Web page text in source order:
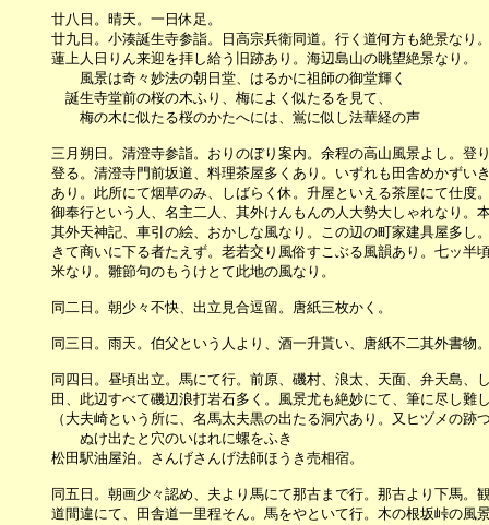
廿八日。晴天。一日休足。
廿九日。小湊誕生寺参詣。日高宗兵衛同道。行く道何方も絶景なり。
蓮上人日りん来迎を拝し給う旧跡あり。海辺島山の眺望絶景なり。
風景は奇々妙法の朝日堂、はるかに祖師の御堂輝く
誕生寺堂前の桜の木ふり、梅によく似たるを見て、
梅の木に似たる桜のかたへには、鴬に似し法華経の声
三月朔日。清澄寺参詣。おりのぼり案内。余程の高山風景よし。登り
登る。清澄寺門前坂道、料理茶屋多くあり。いずれも田舎めかずいき
あり。此所にて烟草のみ、しばらく休。升屋といえる茶屋にて仕度。
御奉行という人、名主二人、其外けんもんの人大勢大しゃれなり。本
其外天神記、車引の絵、おかしな風なり。この辺の町家建具屋多し
きて商いに下る者たえず。老若交り風俗すこぶる風韻あり。七ッ半頃
米なり。雛節句のもうけとて此地の風なり。
同二日。朝少々不快、出立見合逗留。唐紙三枚かく。
同三日。雨天。伯父という人より、酒一升貰い、唐紙不二其外書物
同四日。昼頃出立。馬にて行。前原、磯村、浪太、天面、弁天島、し
田、此辺すべて磯辺浪打岩石多く。風景尤も絶妙にて、筆に尽し難し
（大夫崎という所に、名馬太夫黒の出たる洞穴あり。又ヒヅメの跡つ
ぬけ出たと穴のいはれに螺をふき
松田駅油屋泊。さんげさんげ法師ほうき売相宿。
同五日。朝画少々認め、夫より馬にて那古まで行。那古より下馬。観
道間違にて、田舎道一里程そん。馬をやといて行。木の根坂峠の風景